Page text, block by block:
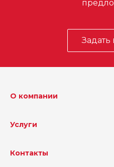
Задать
О компании
Услуги
Контакты